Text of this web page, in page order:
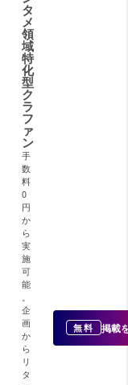
タ
メ
領
域
特
化
型
ク
ラ
フ
ァ
ン
手
数
料
0
円
か
ら
実
施
可
能
企
画
か
ら
リ
タ
無料 掲載